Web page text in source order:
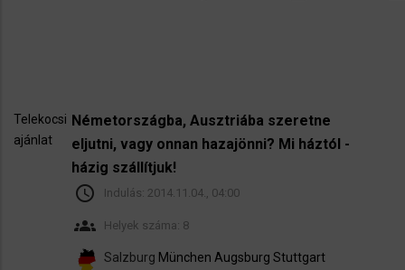
Telekocsi
ajánlat
Németországba, Ausztriába szeretne
eljutni, vagy onnan hazajönni? Mi háztól -
házig szállítjuk!
schedule Indulás: 2014.11.04., 04:00
groups Helyek száma: 8
Salzburg München Augsburg Stuttgart